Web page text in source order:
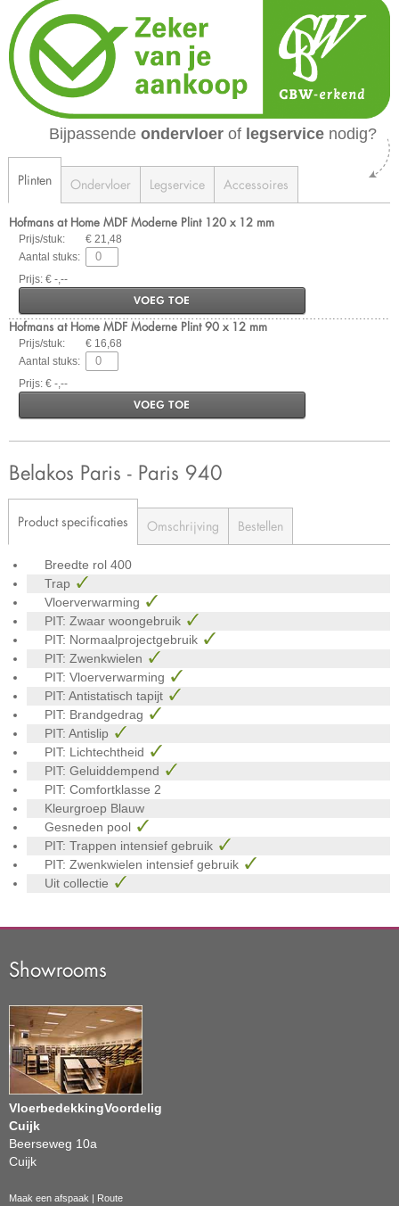
Bijpassende ondervloer of legservice nodig?
Plinten Ondervloer Legservice Accessoires
Hofmans at Home MDF Moderne Plint 120 x 12 mm
Prijs/stuk:
€ 21,48
Aantal stuks:
Prijs: € -,--
VOEG TOE
Hofmans at Home MDF Moderne Plint 90 x 12 mm
Prijs/stuk:
€ 16,68
Aantal stuks:
Prijs: € -,--
VOEG TOE
Belakos Paris - Paris 940
Product specificaties Omschrijving Bestellen
Breedte rol 400
Trap
Vloerverwarming
PIT: Zwaar woongebruik
PIT: Normaalprojectgebruik
PIT: Zwenkwielen
PIT: Vloerverwarming
PIT: Antistatisch tapijt
PIT: Brandgedrag
PIT: Antislip
PIT: Lichtechtheid
PIT: Geluiddempend
PIT: Comfortklasse 2
Kleurgroep Blauw
Gesneden pool
PIT: Trappen intensief gebruik
PIT: Zwenkwielen intensief gebruik
Uit collectie
Showrooms
VloerbedekkingVoordelig
Cuijk
Beerseweg 10a
Cuijk
Maak een afspaak | Route